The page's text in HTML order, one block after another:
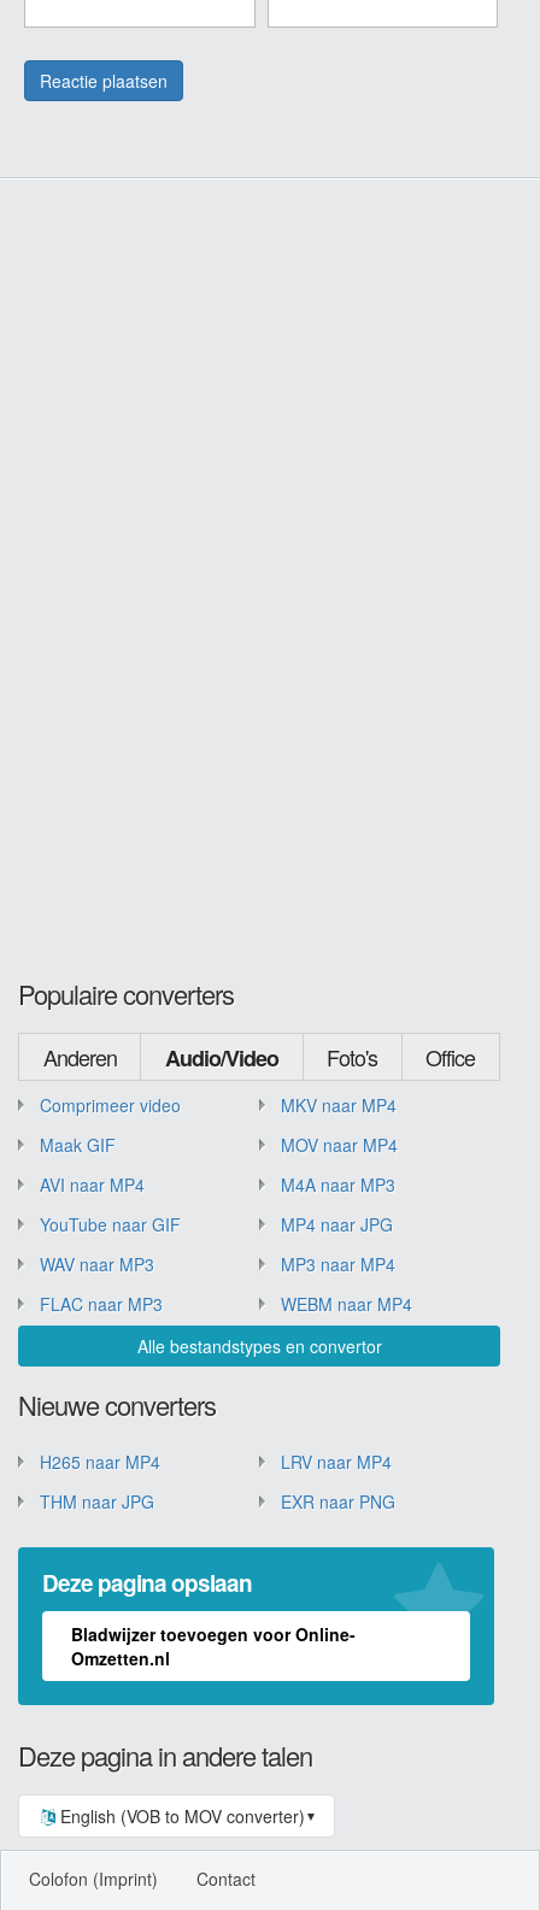
Populaire converters
Anderen Audio/Video Foto's Office
Comprimeer video
MKV naar MP4
Maak GIF
MOV naar MP4
AVI naar MP4
M4A naar MP3
YouTube naar GIF
MP4 naar JPG
WAV naar MP3
MP3 naar MP4
FLAC naar MP3
WEBM naar MP4
Alle bestandstypes en convertor
Nieuwe converters
H265 naar MP4
LRV naar MP4
THM naar JPG
EXR naar PNG
Deze pagina opslaan
Bladwijzer toevoegen voor Online-
Omzetten.nl
Deze pagina in andere talen
English (VOB to MOV converter) ▼
Colofon (Imprint)
Contact